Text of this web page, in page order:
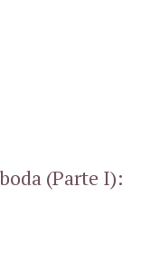
(Parte I):